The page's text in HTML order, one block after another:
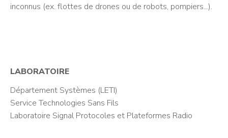
inconnus (ex. flottes de drones ou de robots, pompiers...).
LABORATOIRE
Département Systèmes (LETI)
Service Technologies Sans Fils
Laboratoire Signal Protocoles et Plateformes Radio